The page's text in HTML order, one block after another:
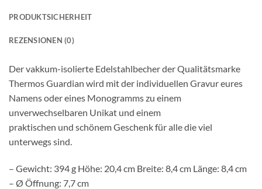
PRODUKTSICHERHEIT
REZENSIONEN (0)
Der vakkum-isolierte Edelstahlbecher der Qualitätsmarke
Thermos Guardian wird mit der individuellen Gravur eures
Namens oder eines Monogramms zu einem
unverwechselbaren Unikat und einem
praktischen und schönem Geschenk für alle die viel
unterwegs sind.
– Gewicht: 394 g Höhe: 20,4 cm Breite: 8,4 cm Länge: 8,4 cm
– Ø Öffnung: 7,7 cm